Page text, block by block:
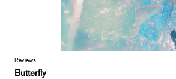
Reviews
Butterfly